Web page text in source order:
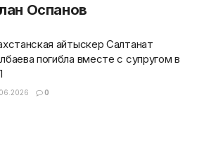
Оспанов
айтыскер Салтанат
погибла вместе с супругом в
0